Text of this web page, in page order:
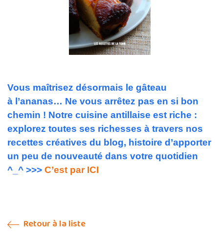
Vous maîtrisez désormais le gâteau
à l’ananas… Ne vous arrêtez pas en si bon
chemin ! Notre cuisine antillaise est riche :
explorez toutes ses richesses à travers nos
recettes créatives du blog, histoire d’apporter
un peu de nouveauté dans votre quotidien
^_^ >>> C’est par ICI
Retour à la liste